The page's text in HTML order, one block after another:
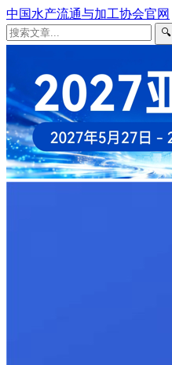
中国水产流通与加工协会官网
🔍